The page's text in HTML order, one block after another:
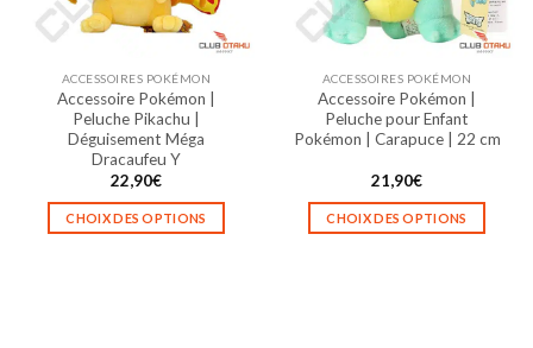
choisies
sur
page
du
produit
choisies
sur
page
du
produit
ACCESSOIRES POKÉMON
Accessoire Pokémon |
Peluche Pikachu |
Déguisement Méga
Dracaufeu Y
22,90€
CHOIX DES OPTIONS
ACCESSOIRES POKÉMON
Accessoire Pokémon |
Peluche pour Enfant
Pokémon | Carapuce | 22 cm
21,90€
CHOIX DES OPTIONS